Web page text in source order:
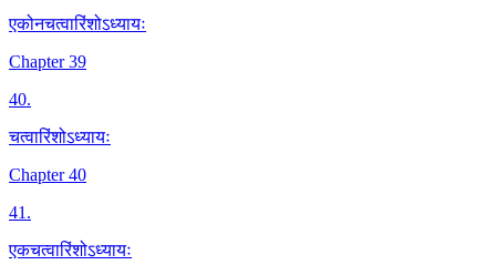
एकोनचत्वारिंशोऽध्यायः
Chapter 39
40.
चत्वारिंशोऽध्यायः
Chapter 40
41.
एकचत्वारिंशोऽध्यायः